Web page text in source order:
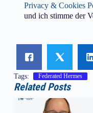
Privacy & Cookies
und ich stimme der
Tags: Federated Hermes
Related Posts